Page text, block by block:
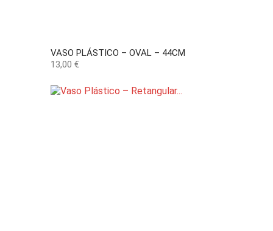
VASO PLÁSTICO – OVAL – 44CM
Preço
13,00 €